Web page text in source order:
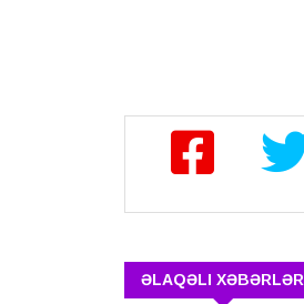
ƏLAQƏLI XƏBƏRLƏR